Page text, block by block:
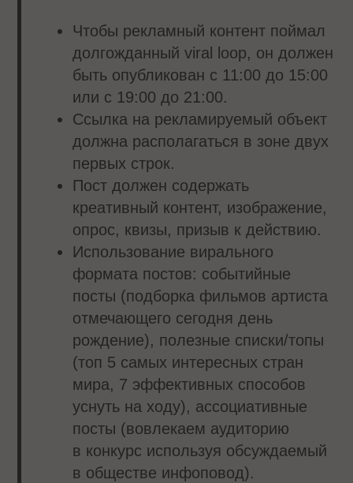
Чтобы рекламный контент поймал
долгожданный viral loop, он должен
быть опубликован с 11:00 до 15:00
или с 19:00 до 21:00.
Ссылка на рекламируемый объект
должна располагаться в зоне двух
первых строк.
Пост должен содержать
креативный контент, изображение,
опрос, квизы, призыв к действию.
Использование вирального
формата постов: событийные
посты (подборка фильмов артиста
отмечающего сегодня день
рождение), полезные списки/топы
(топ 5 самых интересных стран
мира, 7 эффективных способов
уснуть на ходу), ассоциативные
посты (вовлекаем аудиторию
в конкурс используя обсуждаемый
в обществе инфоповод).